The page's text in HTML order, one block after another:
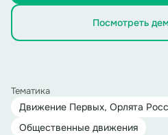
Посмотреть
Тематика
Движение Первых, Орлята
Общественные движения